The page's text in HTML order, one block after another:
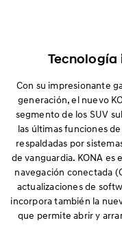
Con su impresionante
generación, el nuevo
segmento de los SUV
las últimas funciones
respaldadas por
de vanguardia. KONA es
navegación conectada
actualizaciones de
incorpora también la
que permite abrir y